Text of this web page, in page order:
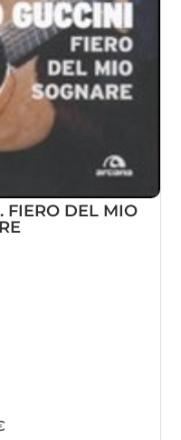
FIERO DEL MIO